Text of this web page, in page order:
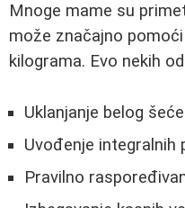
Mnoge mame su
može značajno
kilograma. Evo nekih
Uklanjanje belog
Uvođenje integralnih
Pravilno